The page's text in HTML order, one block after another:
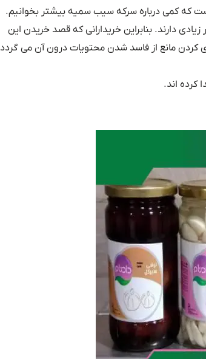
که کمی درباره سرکه سیب سمیه بیشتر بخوانیم.
دارند. بنابراین خریدارانی که قصد خریدن این
کردن مانع از فاسد شدن محتویات درون آن می گردد
کرده اند.